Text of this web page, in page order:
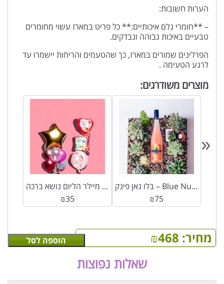
הערות חשובות:
– **חומרי גלם איכותיים:** כל פריט במארז עשוי מחומרים
טבעיים באיכות גבוהה ונבדקים.
הפרלינים שמורים במארז, כך שהטעמים והריחות יישמרו עד
לרגע הטעימה .
מחיר: ₪468 הוספה לסל
מוצרים משודרגים:
בלון מיילר הליום נושא ברכה
₪35
בלו נאן פינק – Blue Nun Pink
₪75
«
שאלות נפוצות